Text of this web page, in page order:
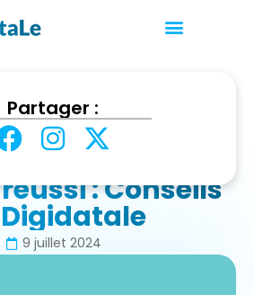
site internet réussi : Conseils de
Digidatale
d’un site
: Conseils
9 juillet 2024
Partager :